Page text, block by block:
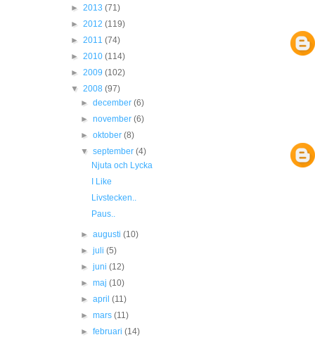
► 2013 (71)
► 2012 (119)
► 2011 (74)
► 2010 (114)
► 2009 (102)
▼ 2008 (97)
►december(6)
►november(6)
►oktober(8)
▼september(4)
Njuta och Lycka
I Like
Livstecken..
Paus..
►augusti(10)
►juli(5)
►juni(12)
►maj(10)
►april(11)
►mars(11)
►februari(14)